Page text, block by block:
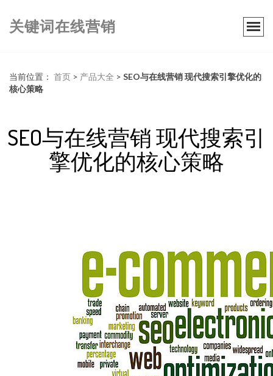
关键词在线营销
当前位置： 首页 > 产品大全 > SEO与在线营销 现代搜索引擎优化的
核心策略
SEO与在线营销 现代搜索引
擎优化的核心策略